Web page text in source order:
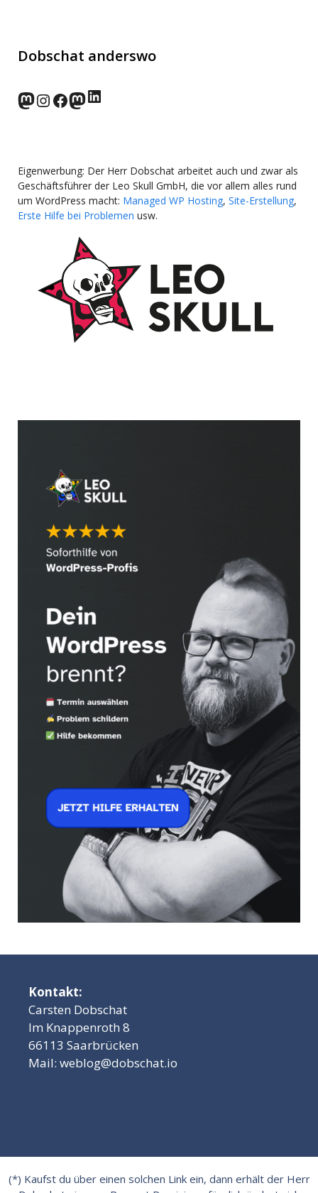
Dobschat anderswo
norden.social
Instagram
Facebook
wp-punks.social
LinkedIn
Eigenwerbung: Der Herr Dobschat arbeitet auch und zwar als
Geschäftsführer der Leo Skull GmbH, die vor allem alles rund
um WordPress macht: Managed WP Hosting, Site-Erstellung,
Erste Hilfe bei Problemen usw.
Kontakt:
Carsten Dobschat
Im Knappenroth 8
66113 Saarbrücken
Mail: weblog@dobschat.io
(*) Kaufst du über einen solchen Link ein, dann erhält der Herr